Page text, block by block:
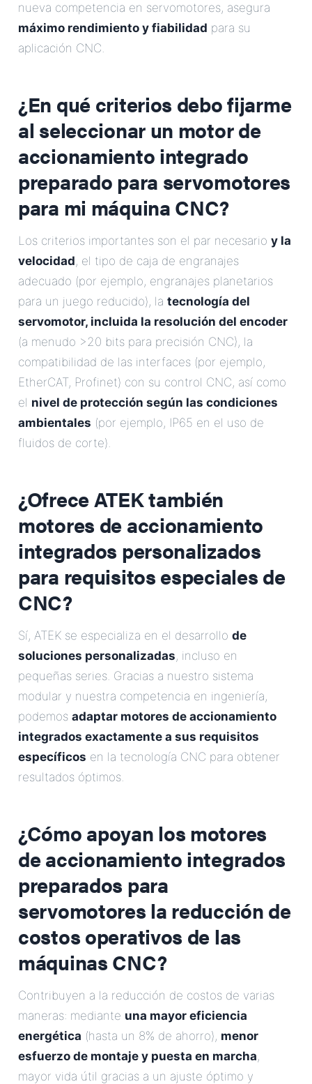
nueva competencia en servomotores, asegura
máximo rendimiento y fiabilidad para su
aplicación CNC.
¿En qué criterios debo fijarme
al seleccionar un motor de
accionamiento integrado
preparado para servomotores
para mi máquina CNC?
Los criterios importantes son el par necesario y la
velocidad, el tipo de caja de engranajes
adecuado (por ejemplo, engranajes planetarios
para un juego reducido), la tecnología del
servomotor, incluida la resolución del encoder
(a menudo >20 bits para precisión CNC), la
compatibilidad de las interfaces (por ejemplo,
EtherCAT, Profinet) con su control CNC, así como
el nivel de protección según las condiciones
ambientales (por ejemplo, IP65 en el uso de
fluidos de corte).
¿Ofrece ATEK también
motores de accionamiento
integrados personalizados
para requisitos especiales de
CNC?
Sí, ATEK se especializa en el desarrollo de
soluciones personalizadas, incluso en
pequeñas series. Gracias a nuestro sistema
modular y nuestra competencia en ingeniería,
podemos adaptar motores de accionamiento
integrados exactamente a sus requisitos
específicos en la tecnología CNC para obtener
resultados óptimos.
¿Cómo apoyan los motores
de accionamiento integrados
preparados para
servomotores la reducción de
costos operativos de las
máquinas CNC?
Contribuyen a la reducción de costos de varias
maneras: mediante una mayor eficiencia
energética (hasta un 8% de ahorro), menor
esfuerzo de montaje y puesta en marcha,
mayor vida útil gracias a un ajuste óptimo y